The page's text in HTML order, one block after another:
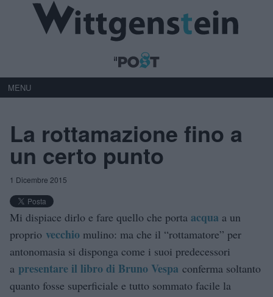
MENU
La rottamazione fino a
un certo punto
1 Dicembre 2015
Mi dispiace dirlo e fare quello che porta acqua a un
proprio vecchio mulino: ma che il “rottamatore” per
antonomasia si disponga come i suoi predecessori
a presentare il libro di Bruno Vespa conferma soltanto
quanto fosse superficiale e tutto sommato facile la